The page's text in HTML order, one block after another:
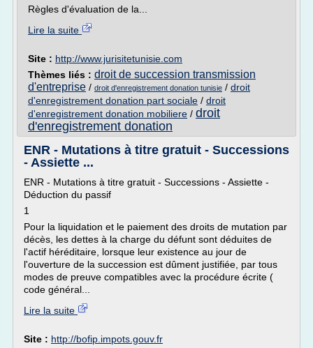
Règles d'évaluation de la...
Lire la suite
Site : http://www.jurisitetunisie.com
Thèmes liés : droit de succession transmission
d'entreprise / droit d'enregistrement donation tunisie / droit
d'enregistrement donation part sociale / droit
d'enregistrement donation mobiliere / droit
d'enregistrement donation
ENR - Mutations à titre gratuit - Successions
- Assiette ...
ENR - Mutations à titre gratuit - Successions - Assiette -
Déduction du passif
1
Pour la liquidation et le paiement des droits de mutation par
décès, les dettes à la charge du défunt sont déduites de
l'actif héréditaire, lorsque leur existence au jour de
l'ouverture de la succession est dûment justifiée, par tous
modes de preuve compatibles avec la procédure écrite (
code général...
Lire la suite
Site : http://bofip.impots.gouv.fr